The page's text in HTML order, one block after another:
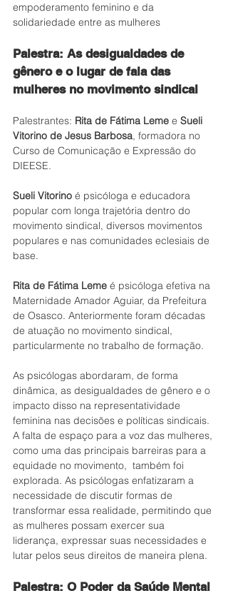
empoderamento feminino e da
solidariedade entre as mulheres
Palestra: As desigualdades de
gênero e o lugar de fala das
mulheres no movimento sindical
Palestrantes: Rita de Fátima Leme e Sueli
Vitorino de Jesus Barbosa, formadora no
Curso de Comunicação e Expressão do
DIEESE.
Sueli Vitorino é psicóloga e educadora
popular com longa trajetória dentro do
movimento sindical, diversos movimentos
populares e nas comunidades eclesiais de
base.
Rita de Fátima Leme é psicóloga efetiva na
Maternidade Amador Aguiar, da Prefeitura
de Osasco. Anteriormente foram décadas
de atuação no movimento sindical,
particularmente no trabalho de formação.
As psicólogas abordaram, de forma
dinâmica, as desigualdades de gênero e o
impacto disso na representatividade
feminina nas decisões e políticas sindicais.
A falta de espaço para a voz das mulheres,
como uma das principais barreiras para a
equidade no movimento,  também foi
explorada. As psicólogas enfatizaram a
necessidade de discutir formas de
transformar essa realidade, permitindo que
as mulheres possam exercer sua
liderança, expressar suas necessidades e
lutar pelos seus direitos de maneira plena.
Palestra: O Poder da Saúde Mental